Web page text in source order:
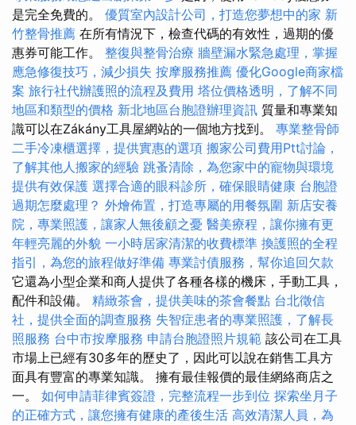
是完全免費的。 優質室內設計公司，打造您夢想中的家 新
竹整骨推薦 在所有情況下，檢查代碼的有效性，過期的優
惠券可能工作。 整復與整骨治療 牆壁漏水緊急處理，掌握
應急修復技巧，減少損失 按摩服務推薦 優化Google商家檔
案 旅行社代辦護照的流程及費用 塔位價格透明，了解不同
地區和類型的價格 新北地區台胞證辦理資訊 質量和專業知
識可以在Zákány工具屋網站的一個地方找到。 專業整骨師
二手冷凍櫃選擇，提供實惠的選項 搬家公司費用Ptt討論，
了解其他人搬家的經驗 跳蚤清除，為您家中的寵物與環境
提供有效保護 選擇合適的眼科診所，確保眼睛健康 台胞證
過期怎麼處理？ 外燴佈置，打造專屬的用餐氛圍 新店安養
院，專業照護，讓家人無後顧之憂 醫美療程，讓你擁有更
年輕亮麗的外貌 一小時居家清潔的收費標準 換護照的全程
指引，為您的旅程做好準備 專業討債服務，幫你追回欠款
它還為小型企業和商人提供了各種各樣的機床，手動工具，
配件和設備。 精緻茶會，提供美味的茶會餐點 台北徵信
社，提供全面的調查服務 失智症患者的專業照護，了解長
照服務 台中市按摩服務 申請台胞證照片規範 該公司在工具
市場上已經有30多年的歷史了，因此可以說在銷售工具方
面具有豐富的專業知識。 擁有最佳報價的最佳網絡商店之
一。 如何申請菲律賓簽證，完整流程一步到位 探索坐月子
的正確方式，讓您擁有健康的產後生活 高效清潔人員，為